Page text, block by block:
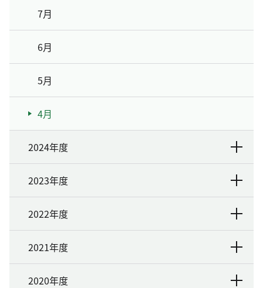
7月
6月
5月
4月
2024年度
2023年度
2022年度
2021年度
2020年度